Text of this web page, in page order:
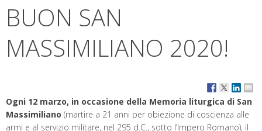
BUON SAN
MASSIMILIANO 2020!
Ogni 12 marzo, in occasione della Memoria liturgica di San
Massimiliano (martire a 21 anni per obiezione di coscienza alle
armi e al servizio militare, nel 295 d.C., sotto l’Impero Romano), il